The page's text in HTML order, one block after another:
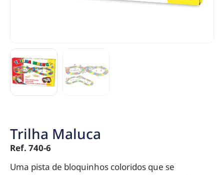
Trilha Maluca
Ref. 740-6
Uma pista de bloquinhos coloridos que se